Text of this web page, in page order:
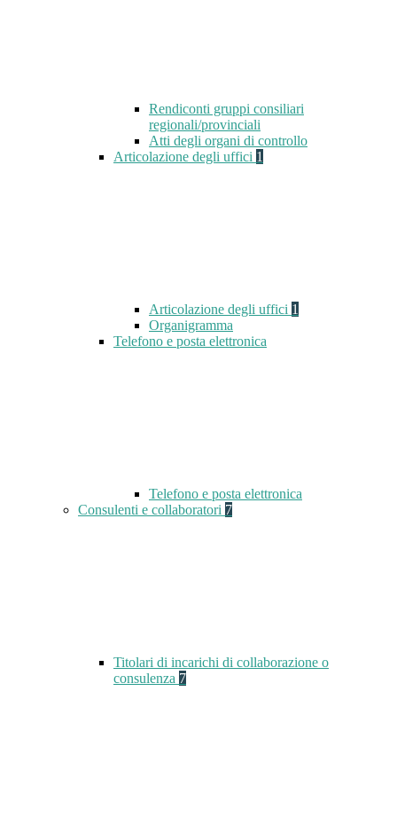
Rendiconti gruppi consiliari
regionali/provinciali
Atti degli organi di controllo
Articolazione degli uffici 1
Articolazione degli uffici 1
Organigramma
Telefono e posta elettronica
Telefono e posta elettronica
Consulenti e collaboratori 7
Titolari di incarichi di collaborazione o
consulenza 7